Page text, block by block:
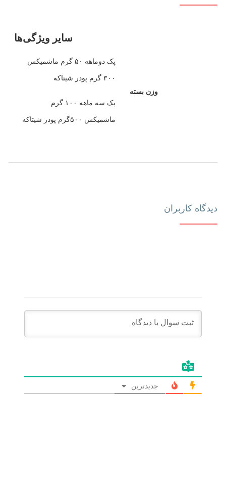
سایر ویژگی‌ها
وزن بسته
پک دوماهه ۵۰ گرم ماشمیکس
۳۰۰ گرم پودر شیتاکه
پک سه ماهه ۱۰۰ گرم
ماشمیکس ۵۰۰گرم پودر شیتاکه
دیدگاه کاربران
جدیدترین